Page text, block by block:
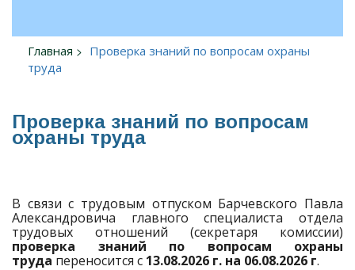
Главная
Проверка знаний по вопросам охраны
труда
Проверка знаний по вопросам
охраны труда
В связи с трудовым отпуском Барчевского Павла
Александровича главного специалиста отдела
трудовых отношений (секретаря комиссии)
проверка знаний по вопросам охраны
трудапереносится с 13.08.2026 г. на 06.08.2026г.